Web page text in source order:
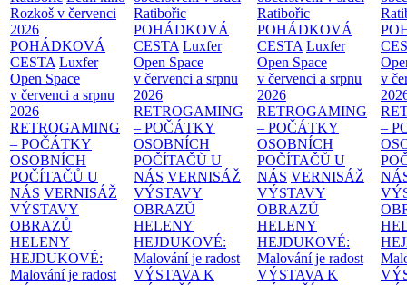
Rozkoš v červenci
2026
POHÁDKOVÁ
CESTA Luxfer
Open Space
v červenci a srpnu
2026
RETROGAMING
– POČÁTKY
OSOBNÍCH
POČÍTAČŮ U
NÁS VERNISÁŽ
VÝSTAVY
OBRAZŮ
HELENY
HEJDUKOVÉ:
Malování je radost
Ratibořic
POHÁDKOVÁ
CESTA Luxfer
Open Space
v červenci a srpnu
2026
RETROGAMING
– POČÁTKY
OSOBNÍCH
POČÍTAČŮ U
NÁS VERNISÁŽ
VÝSTAVY
OBRAZŮ
HELENY
HEJDUKOVÉ:
Malování je radost
VÝSTAVA K
Ratibořic
POHÁDKOVÁ
CESTA Luxfer
Open Space
v červenci a srpnu
2026
RETROGAMING
– POČÁTKY
OSOBNÍCH
POČÍTAČŮ U
NÁS VERNISÁŽ
VÝSTAVY
OBRAZŮ
HELENY
HEJDUKOVÉ:
Malování je radost
VÝSTAVA K
v
–